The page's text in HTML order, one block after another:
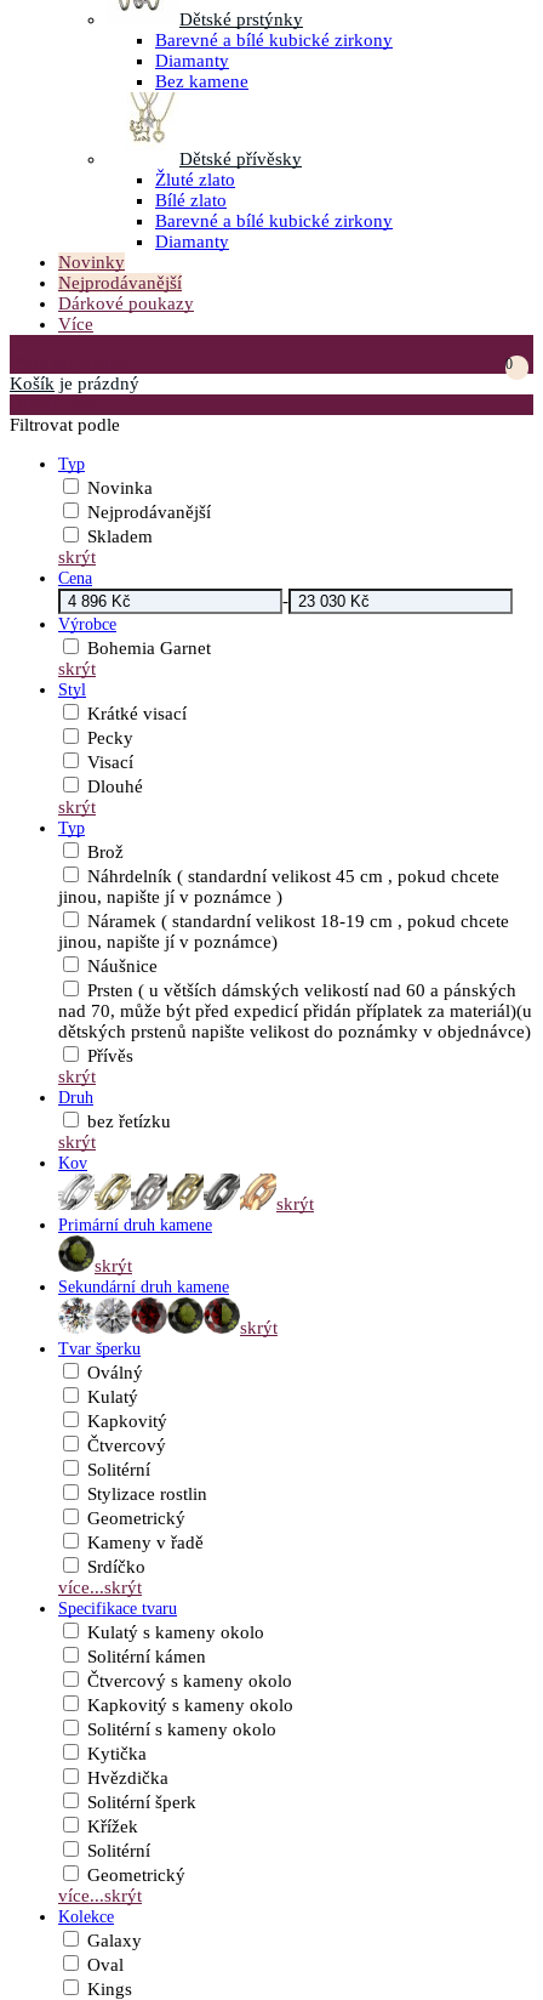
Dětské prstýnky
Barevné a bílé kubické zirkony
Diamanty
Bez kamene
Dětské přívěsky
Žluté zlato
Bílé zlato
Barevné a bílé kubické zirkony
Diamanty
Novinky
Nejprodávanější
Dárkové poukazy
Více
0
Košík je prázdný
Filtrovat podle
Typ
Novinka
Nejprodávanější
Skladem
skrýt
Cena
-
Výrobce
Bohemia Garnet
skrýt
Styl
Krátké visací
Pecky
Visací
Dlouhé
skrýt
Typ
Brož
Náhrdelník ( standardní velikost 45 cm , pokud chcete
jinou, napište jí v poznámce )
Náramek ( standardní velikost 18-19 cm , pokud chcete
jinou, napište jí v poznámce)
Náušnice
Prsten ( u větších dámských velikostí nad 60 a pánských
nad 70, může být před expedicí přidán příplatek za materiál)(u
dětských prstenů napište velikost do poznámky v objednávce)
Přívěs
skrýt
Druh
bez řetízku
skrýt
Kov
skrýt
Primární druh kamene
skrýt
Sekundární druh kamene
skrýt
Tvar šperku
Oválný
Kulatý
Kapkovitý
Čtvercový
Solitérní
Stylizace rostlin
Geometrický
Kameny v řadě
Srdíčko
více...skrýt
Specifikace tvaru
Kulatý s kameny okolo
Solitérní kámen
Čtvercový s kameny okolo
Kapkovitý s kameny okolo
Solitérní s kameny okolo
Kytička
Hvězdička
Solitérní šperk
Křížek
Solitérní
Geometrický
více...skrýt
Kolekce
Galaxy
Oval
Kings